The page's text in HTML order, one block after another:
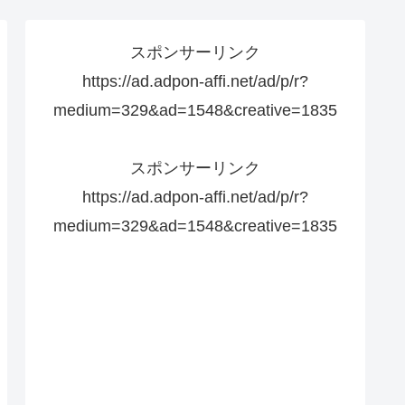
スポンサーリンク
https://ad.adpon-affi.net/ad/p/r?
medium=329&ad=1548&creative=1835
スポンサーリンク
https://ad.adpon-affi.net/ad/p/r?
medium=329&ad=1548&creative=1835